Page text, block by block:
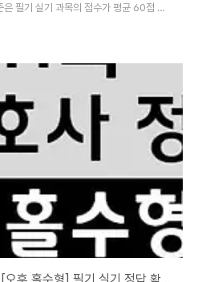
필기 실기 과목의 점수가 평균 60점 이
생각합니다. 또한, 합격자 조회는 한국
1 21 2 31 2 2 4 12 3 22 2 32 4 3 1
19 5 29 4 10 4 20 2 30 ..